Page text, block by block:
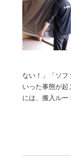
ない！」「ソフ
いった事態が起
には、搬入ル